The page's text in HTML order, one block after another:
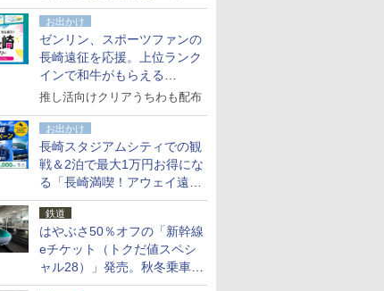
ら18時50分～20時ごろに
お出かけ
ゼンリン、スポーツファンの
長崎遠征を応援。上位ランク
インで和牛がもらえる
「GO！GO！長崎スタンプラ
推し活向けクリアうちわも配布
お出かけ
長崎スタジアムシティでの観
戦＆2泊で最大1万円お得にな
る「長崎満喫！アウェイ遠征
応援キャンペーン」
鉄道
はやぶさ50％オフの「新幹線
eチケット（トクだ値スペシ
ャル28）」発売。秋冬乗車
分、えきねっと限定